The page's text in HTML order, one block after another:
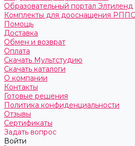
Образовательный портал Элтиленд
Комплекты для дооснащения
Помощь
Доставка
Обмен и возврат
Оплата
Скачать Мультстудию
Скачать каталоги
О компании
Контакты
Готовые решения
Политика конфиденциальности
Отзывы
Сертификаты
Задать вопрос
Войти